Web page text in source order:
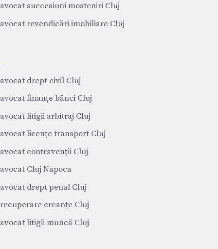
avocat succesiuni mosteniri Cluj
avocat revendicări imobiliare Cluj
avocat drept civil Cluj
avocat finanțe bănci Cluj
avocat litigii arbitraj Cluj
avocat licențe transport Cluj
avocat contravenții Cluj
avocat Cluj Napoca
avocat drept penal Cluj
recuperare creanțe Cluj
avocat litigii muncă Cluj